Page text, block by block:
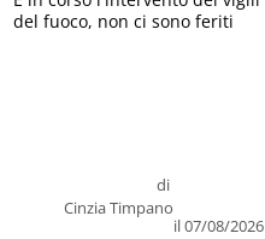
di
Cinzia Timpano
il 07/08/2026
del fuoco, non ci sono feriti